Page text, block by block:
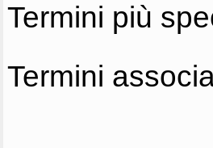
Termini più
Termini